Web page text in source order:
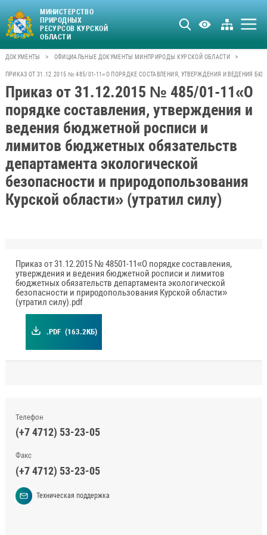
МИНИСТЕРСТВО
ПРИРОДНЫХ
РЕСУРСОВ КУРСКОЙ
ОБЛАСТИ
ДОКУМЕНТЫ > ОФИЦИАЛЬНЫЕ ДОКУМЕНТЫ МИНПРИРОДЫ КУРСКОЙ ОБЛАСТИ >
ПРИКАЗ ОТ 31.12.2015 № 485/01-11«О ПОРЯДКЕ СОСТАВЛЕНИЯ, УТВЕРЖДЕНИЯ И ВЕДЕНИЯ
Приказ от 31.12.2015 № 485/01-11«О
порядке составления, утверждения и
ведения бюджетной росписи и
лимитов бюджетных обязательств
департамента экологической
безопасности и природопользования
Курской области» (утратил силу)
Приказ от 31.12.2015 № 48501-11«О порядке составления,
утверждения и ведения бюджетной росписи и лимитов
бюджетных обязательств департамента экологической
безопасности и природопользования Курской области»
(утратил силу).pdf
.PDF (163.2КБ)
Телефон
(+7 4712) 53-23-05
Факс
(+7 4712) 53-23-05
Техническая поддержка